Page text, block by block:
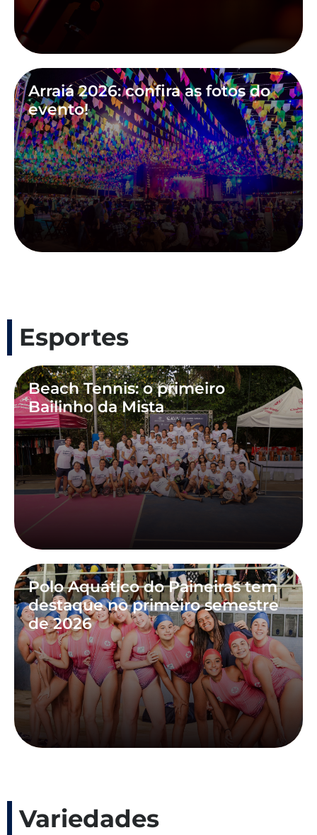
Arraiá 2026: confira as fotos do
evento!
Esportes
Beach Tennis: o primeiro
Bailinho da Mista
Polo Aquático do Paineiras tem
destaque no primeiro semestre
de 2026
Variedades